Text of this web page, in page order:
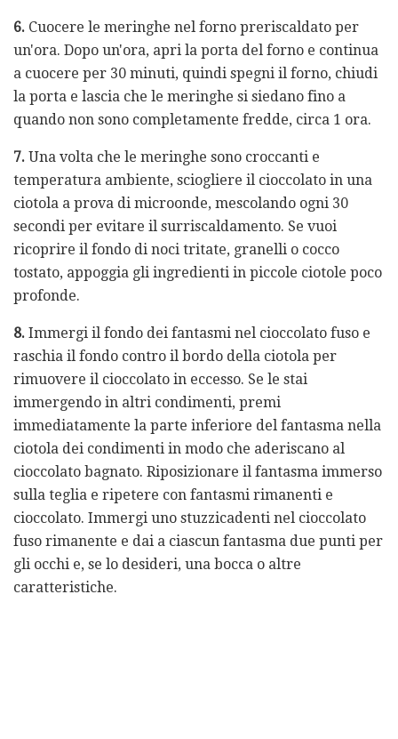
6. Cuocere le meringhe nel forno preriscaldato per
un'ora. Dopo un'ora, apri la porta del forno e continua
a cuocere per 30 minuti, quindi spegni il forno, chiudi
la porta e lascia che le meringhe si siedano fino a
quando non sono completamente fredde, circa 1 ora.
7. Una volta che le meringhe sono croccanti e
temperatura ambiente, sciogliere il cioccolato in una
ciotola a prova di microonde, mescolando ogni 30
secondi per evitare il surriscaldamento. Se vuoi
ricoprire il fondo di noci tritate, granelli o cocco
tostato, appoggia gli ingredienti in piccole ciotole poco
profonde.
8. Immergi il fondo dei fantasmi nel cioccolato fuso e
raschia il fondo contro il bordo della ciotola per
rimuovere il cioccolato in eccesso. Se le stai
immergendo in altri condimenti, premi
immediatamente la parte inferiore del fantasma nella
ciotola dei condimenti in modo che aderiscano al
cioccolato bagnato. Riposizionare il fantasma immerso
sulla teglia e ripetere con fantasmi rimanenti e
cioccolato. Immergi uno stuzzicadenti nel cioccolato
fuso rimanente e dai a ciascun fantasma due punti per
gli occhi e, se lo desideri, una bocca o altre
caratteristiche.